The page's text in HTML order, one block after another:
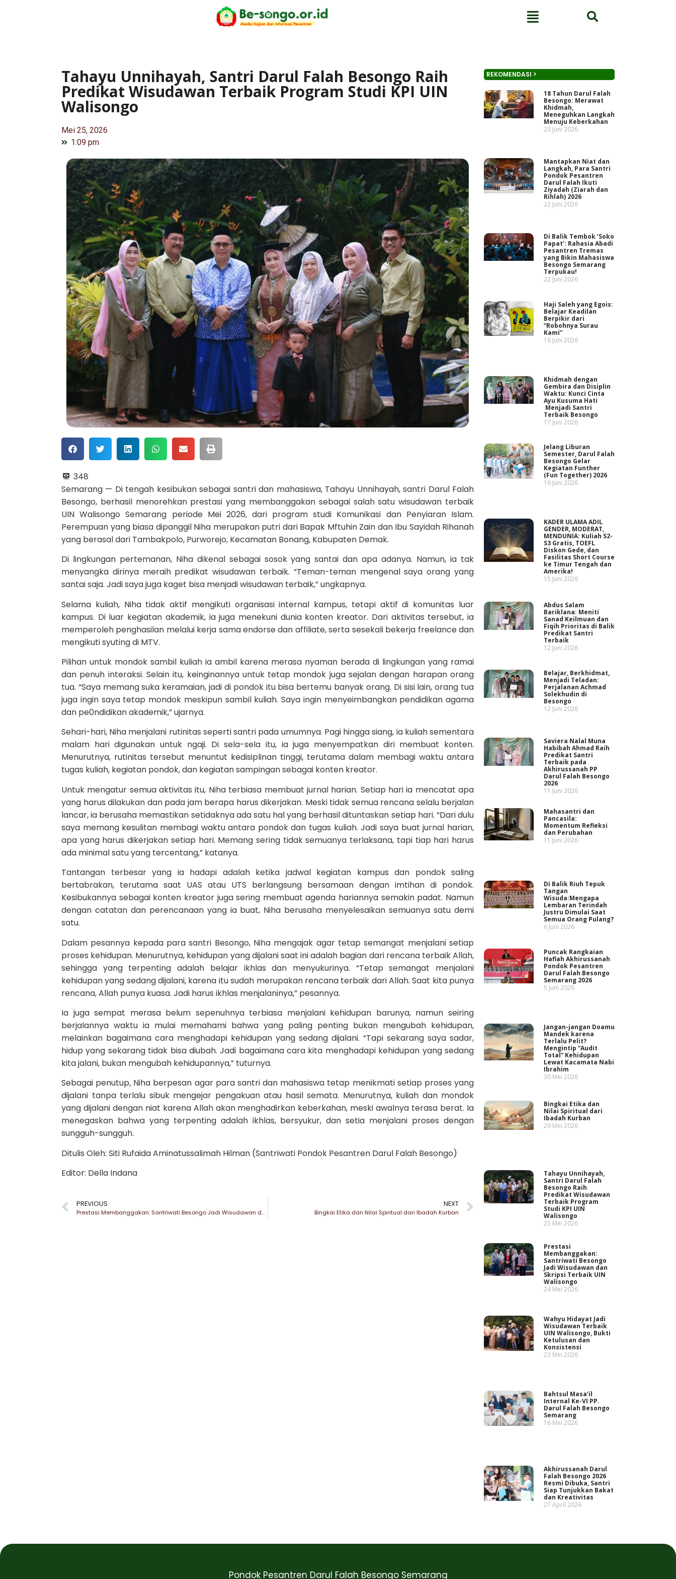
Tahayu Unnihayah, Santri Darul Falah Besongo Raih
Predikat Wisudawan Terbaik Program Studi KPI UIN
Walisongo
Mei 25, 2026
1:09 pm
348
Semarang — Di tengah kesibukan sebagai santri dan mahasiswa, Tahayu Unnihayah, santri Darul Falah
Besongo, berhasil menorehkan prestasi yang membanggakan sebagai salah satu wisudawan terbaik
UIN Walisongo Semarang periode Mei 2026, dari program studi Komunikasi dan Penyiaran Islam.
Perempuan yang biasa dipanggil Niha merupakan putri dari Bapak Mftuhin Zain dan Ibu Sayidah Rihanah
yang berasal dari Tambakpolo, Purworejo, Kecamatan Bonang, Kabupaten Demak.
Di lingkungan pertemanan, Niha dikenal sebagai sosok yang santai dan apa adanya. Namun, ia tak
menyangka dirinya meraih predikat wisudawan terbaik. “Teman-teman mengenal saya orang yang
santai saja. Jadi saya juga kaget bisa menjadi wisudawan terbaik,” ungkapnya.
Selama kuliah, Niha tidak aktif mengikuti organisasi internal kampus, tetapi aktif di komunitas luar
kampus. Di luar kegiatan akademik, ia juga menekuni dunia konten kreator. Dari aktivitas tersebut, ia
memperoleh penghasilan melalui kerja sama endorse dan affiliate, serta sesekali bekerja freelance dan
mengikuti syuting di MTV.
Pilihan untuk mondok sambil kuliah ia ambil karena merasa nyaman berada di lingkungan yang ramai
dan penuh interaksi. Selain itu, keinginannya untuk tetap mondok juga sejalan dengan harapan orang
tua. “Saya memang suka keramaian, jadi di pondok itu bisa bertemu banyak orang. Di sisi lain, orang tua
juga ingin saya tetap mondok meskipun sambil kuliah. Saya ingin menyeimbangkan pendidikan agama
dan pe0ndidikan akademik,” ujarnya.
Sehari-hari, Niha menjalani rutinitas seperti santri pada umumnya. Pagi hingga siang, ia kuliah sementara
malam hari digunakan untuk ngaji. Di sela-sela itu, ia juga menyempatkan diri membuat konten.
Menurutnya, rutinitas tersebut menuntut kedisiplinan tinggi, terutama dalam membagi waktu antara
tugas kuliah, kegiatan pondok, dan kegiatan sampingan sebagai konten kreator.
Untuk mengatur semua aktivitas itu, Niha terbiasa membuat jurnal harian. Setiap hari ia mencatat apa
yang harus dilakukan dan pada jam berapa harus dikerjakan. Meski tidak semua rencana selalu berjalan
lancar, ia berusaha memastikan setidaknya ada satu hal yang berhasil dituntaskan setiap hari. “Dari dulu
saya memang kesulitan membagi waktu antara pondok dan tugas kuliah. Jadi saya buat jurnal harian,
apa yang harus dikerjakan setiap hari. Memang sering tidak semuanya terlaksana, tapi tiap hari harus
ada minimal satu yang tercentang,” katanya.
Tantangan terbesar yang ia hadapi adalah ketika jadwal kegiatan kampus dan pondok saling
bertabrakan, terutama saat UAS atau UTS berlangsung bersamaan dengan imtihan di pondok.
Kesibukannya sebagai konten kreator juga sering membuat agenda hariannya semakin padat. Namun
dengan catatan dan perencanaan yang ia buat, Niha berusaha menyelesaikan semuanya satu demi
satu.
Dalam pesannya kepada para santri Besongo, Niha mengajak agar tetap semangat menjalani setiap
proses kehidupan. Menurutnya, kehidupan yang dijalani saat ini adalah bagian dari rencana terbaik Allah,
sehingga yang terpenting adalah belajar ikhlas dan menyukurinya. “Tetap semangat menjalani
kehidupan yang sedang dijalani, karena itu sudah merupakan rencana terbaik dari Allah. Saat kita punya
rencana, Allah punya kuasa. Jadi harus ikhlas menjalaninya,” pesannya.
Ia juga sempat merasa belum sepenuhnya terbiasa menjalani kehidupan barunya, namun seiring
berjalannya waktu ia mulai memahami bahwa yang paling penting bukan mengubah kehidupan,
melainkan bagaimana cara menghadapi kehidupan yang sedang dijalani. “Tapi sekarang saya sadar,
hidup yang sekarang tidak bisa diubah. Jadi bagaimana cara kita menghadapi kehidupan yang sedang
kita jalani, bukan mengubah kehidupannya,” tuturnya.
Sebagai penutup, Niha berpesan agar para santri dan mahasiswa tetap menikmati setiap proses yang
dijalani tanpa terlalu sibuk mengejar pengakuan atau hasil semata. Menurutnya, kuliah dan mondok
yang dijalani dengan niat karena Allah akan menghadirkan keberkahan, meski awalnya terasa berat. Ia
menegaskan bahwa yang terpenting adalah ikhlas, bersyukur, dan setia menjalani proses dengan
sungguh-sungguh.
Ditulis Oleh: Siti Rufaida Aminatussalimah Hilman (Santriwati Pondok Pesantren Darul Falah Besongo)
Editor: Della Indana
PREVIOUS
Prestasi Membanggakan: Santriwati Besongo Jadi Wisudawan dan Skripsi Terbaik UIN Walisongo
NEXT
Bingkai Etika dan Nilai Spiritual dari Ibadah Kurban
REKOMENDASI >
18 Tahun Darul Falah
Besongo: Merawat
Khidmah,
Meneguhkan Langkah
Menuju Keberkahan
23 Juni 2026
Mantapkan Niat dan
Langkah, Para Santri
Pondok Pesantren
Darul Falah Ikuti
Ziyadah (Ziarah dan
Rihlah) 2026
22 Juni 2026
Di Balik Tembok ‘Soko
Papat’: Rahasia Abadi
Pesantren Tremas
yang Bikin Mahasiswa
Besongo Semarang
Terpukau!
22 Juni 2026
Haji Saleh yang Egois:
Belajar Keadilan
Berpikir dari
“Robohnya Surau
Kami”
18 Juni 2026
Khidmah dengan
Gembira dan Disiplin
Waktu: Kunci Cinta
Ayu Kusuma Hati
Menjadi Santri
Terbaik Besongo
17 Juni 2026
Jelang Liburan
Semester, Darul Falah
Besongo Gelar
Kegiatan Funther
(Fun Together) 2026
16 Juni 2026
KADER ULAMA ADIL
GENDER, MODERAT,
MENDUNIA: Kuliah S2-
S3 Gratis, TOEFL
Diskon Gede, dan
Fasilitas Short Course
ke Timur Tengah dan
Amerika!
15 Juni 2026
Abdus Salam
Bariklana: Meniti
Sanad Keilmuan dan
Fiqih Prioritas di Balik
Predikat Santri
Terbaik
12 Juni 2026
Belajar, Berkhidmat,
Menjadi Teladan:
Perjalanan Achmad
Solekhudin di
Besongo
12 Juni 2026
Saviera Nalal Muna
Habibah Ahmad Raih
Predikat Santri
Terbaik pada
Akhirussanah PP
Darul Falah Besongo
2026
11 Juni 2026
Mahasantri dan
Pancasila:
Momentum Refleksi
dan Perubahan
11 Juni 2026
Di Balik Riuh Tepuk
Tangan
Wisuda:Mengapa
Lembaran Terindah
Justru Dimulai Saat
Semua Orang Pulang?
6 Juni 2026
Puncak Rangkaian
Haflah Akhirussanah
Pondok Pesantren
Darul Falah Besongo
Semarang 2026
5 Juni 2026
Jangan-jangan Doamu
Mandek karena
Terlalu Pelit?
Mengintip “Audit
Total” Kehidupan
Lewat Kacamata Nabi
Ibrahim
30 Mei 2026
Bingkai Etika dan
Nilai Spiritual dari
Ibadah Kurban
29 Mei 2026
Tahayu Unnihayah,
Santri Darul Falah
Besongo Raih
Predikat Wisudawan
Terbaik Program
Studi KPI UIN
Walisongo
25 Mei 2026
Prestasi
Membanggakan:
Santriwati Besongo
Jadi Wisudawan dan
Skripsi Terbaik UIN
Walisongo
24 Mei 2026
Wahyu Hidayat Jadi
Wisudawan Terbaik
UIN Walisongo, Bukti
Ketulusan dan
Konsistensi
23 Mei 2026
Bahtsul Masa’il
Internal Ke-VI PP.
Darul Falah Besongo
Semarang
16 Mei 2026
Akhirussanah Darul
Falah Besongo 2026
Resmi Dibuka, Santri
Siap Tunjukkan Bakat
dan Kreativitas
27 April 2026
Pondok Pesantren Darul Falah Besongo Semarang